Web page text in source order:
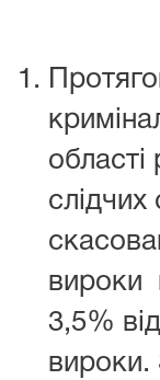
області
вироки
3,5%
вироки.